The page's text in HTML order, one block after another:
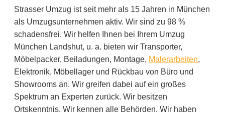
Strasser Umzug ist seit mehr als 15 Jahren in München
als Umzugsunternehmen aktiv. Wir sind zu 98 %
schadensfrei. Wir helfen Ihnen bei Ihrem Umzug
München Landshut, u. a. bieten wir Transporter,
Möbelpacker, Beiladungen, Montage, Malerarbeiten,
Elektronik, Möbellager und Rückbau von Büro und
Showrooms an. Wir greifen dabei auf ein großes
Spektrum an Experten zurück. Wir besitzen
Ortskenntnis. Wir kennen alle Behörden. Wir haben